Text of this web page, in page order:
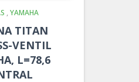
, YAMAHA
TITAN
VENTIL
L=78,6